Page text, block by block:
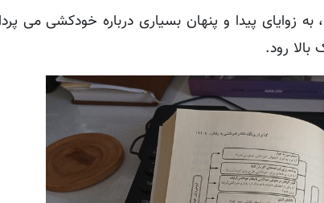
زوایای پیدا و پنهان بسیاری درباره خودکشی می
رود.